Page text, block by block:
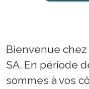
Bienvenue
SA. En période
sommes à vos